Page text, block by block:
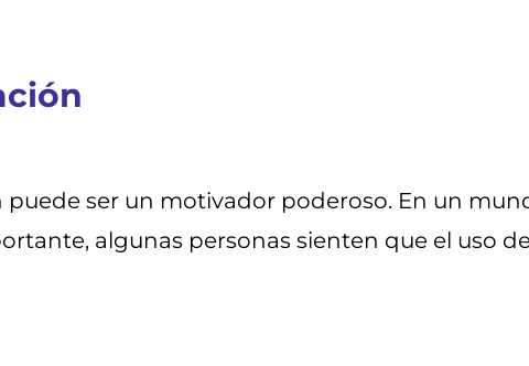
ser un motivador poderoso. En un
algunas personas sienten que el uso